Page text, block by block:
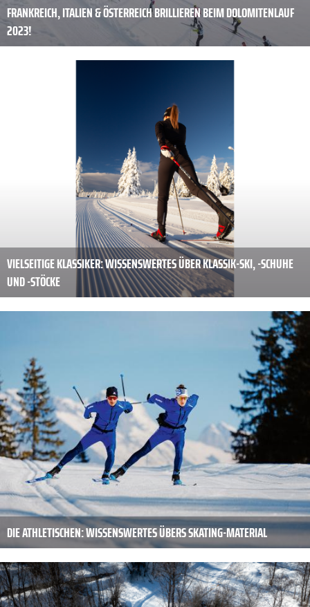
FRANKREICH, ITALIEN & ÖSTERREICH BRILLIEREN BEIM DOLOMITENLAUF
2023!
VIELSEITIGE KLASSIKER: WISSENSWERTES ÜBER KLASSIK-SKI, -SCHUHE
UND -STÖCKE
DIE ATHLETISCHEN: WISSENSWERTES ÜBERS SKATING-MATERIAL